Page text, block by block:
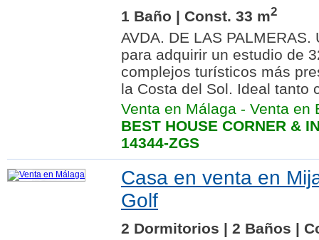
1 Baño | Const. 33 m2
AVDA. DE LAS
para adquirir un estudio de
complejos turísticos más
la Costa del Sol. Ideal tanto
Venta en Málaga - Venta en
BEST HOUSE CORNER &
14344-ZGS
Casa en venta en
Golf
2 Dormitorios | 2 Baños |